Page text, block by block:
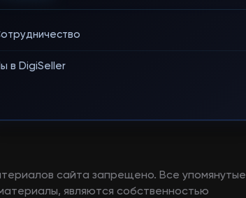
в DigiSeller
сайта запрещено. Все упомянутые
являются собственностью